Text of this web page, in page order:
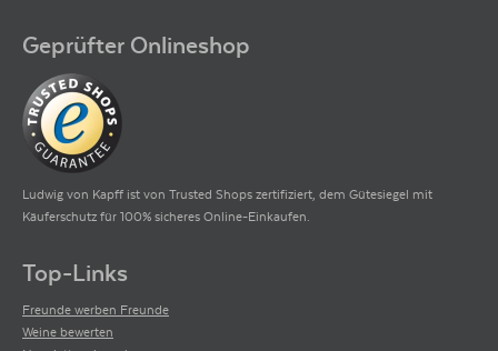
Geprüfter Onlineshop
Ludwig von Kapff ist von Trusted Shops zertifiziert, dem Gütesiegel mit
Käuferschutz für 100% sicheres Online-Einkaufen.
Top-Links
Freunde werben Freunde
Weine bewerten